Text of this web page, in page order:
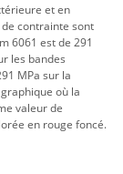
et en
contrainte sont
6061 est de 291
les bandes
MPa sur la
où la
valeur de
en rouge foncé.